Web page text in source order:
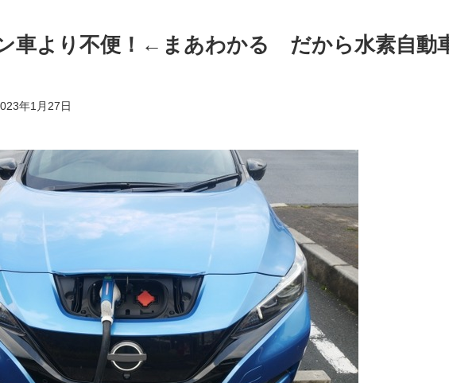
車より不便！←まあわかる だから水素自動
年1月27日